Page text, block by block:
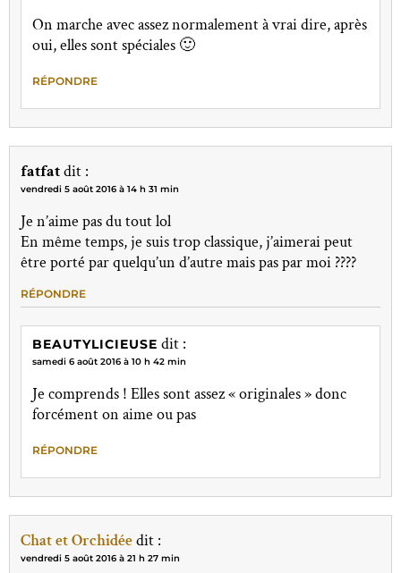
On marche avec assez normalement à vrai dire, après
oui, elles sont spéciales 🙂
RÉPONDRE
fatfatdit :
vendredi 5 août 2016 à 14 h 31 min
Je n’aime pas du tout lol
En même temps, je suis trop classique, j’aimerai peut
être porté par quelqu’un d’autre mais pas par moi ????
RÉPONDRE
BEAUTYLICIEUSE dit :
samedi 6 août 2016 à 10 h 42 min
Je comprends ! Elles sont assez « originales » donc
forcément on aime ou pas
RÉPONDRE
Chat et Orchidéedit :
vendredi 5 août 2016 à 21 h 27 min